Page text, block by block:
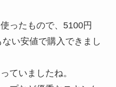
ったもので、5100円
い安値で購入できまし
ていましたね。